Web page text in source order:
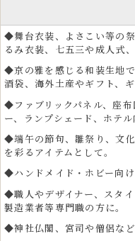
◆舞台衣装、よさこい等の
るみ衣装、七五三や成人式
◆京の雅を感じる和装生地
酒袋、海外土産やギフト、
◆ファブリックパネル、座
ー、ランプシェード、ホテ
◆端午の節句、雛祭り、文
を彩るアイテムとして。
◆ハンドメイド・ホビー向け
◆職人やデザイナー、スタ
製造業者等専門職の方に。
◆神社仏閣、宮司や僧侶など